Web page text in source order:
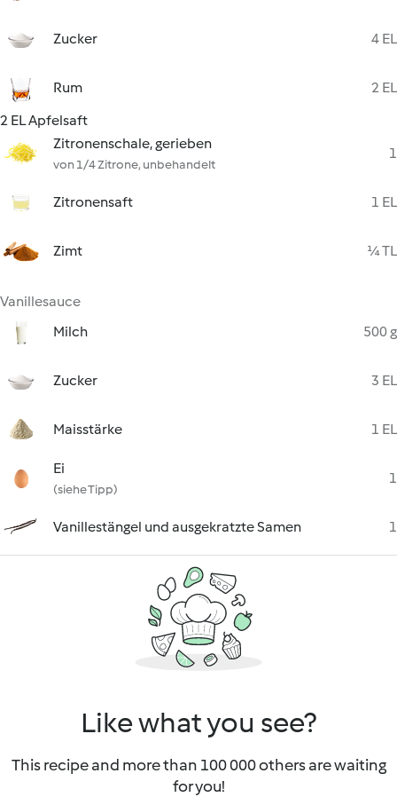
Zucker 4 EL
Rum
2 EL
2 EL Apfelsaft
Zitronenschale, gerieben
von 1/4 Zitrone, unbehandelt
1
Zitronensaft 1 EL
Zimt ¼ TL
Vanillesauce
Milch
500 g
Zucker 3 EL
Maisstärke 1 EL
Ei
(siehe Tipp)
1
Vanillestängel und ausgekratzte Samen 1
Like what you see?
This recipe and more than 100 000 others are waiting
for you!